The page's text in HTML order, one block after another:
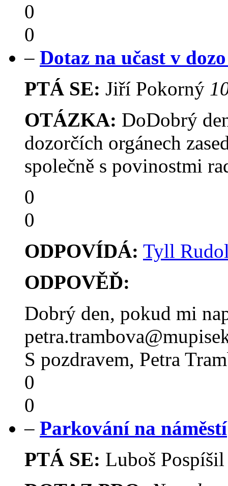
0
0
– Dotaz na učast v
PTÁ SE: Jiří Pokorný
OTÁZKA: DoDobrý
dozorčích orgánech
společně s povinostmi
0
0
ODPOVÍDÁ: Tyll
ODPOVĚĎ:
Dobrý den, pokud mi
S pozdravem, Petra
0
0
– Parkování na náměstí
PTÁ SE: Luboš